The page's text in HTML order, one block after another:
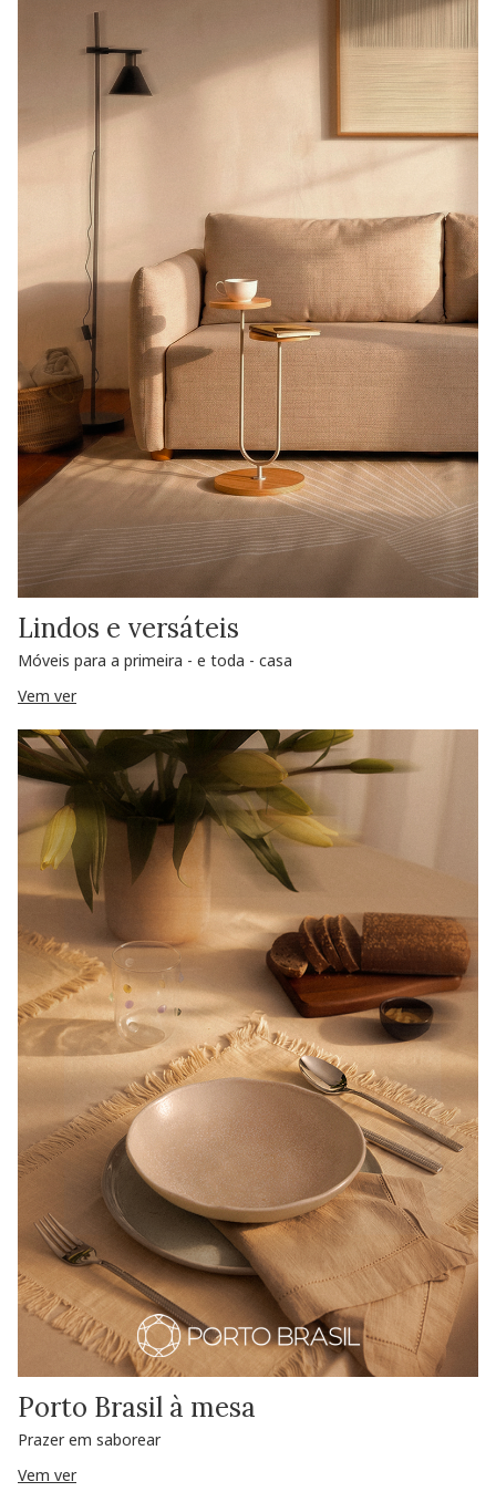
Lindos e versáteis
Móveis para a primeira - e toda - casa
Vem ver
Porto Brasil à mesa
Prazer em saborear
Vem ver